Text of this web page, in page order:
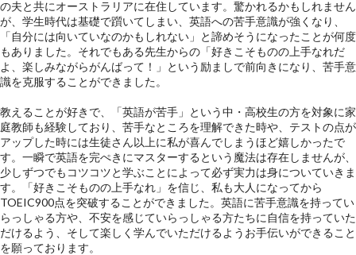
の夫と共にオーストラリアに在住しています。驚かれるかもしれません
が、学生時代は基礎で躓いてしまい、英語への苦手意識が強くなり、
「自分には向いていなのかもしれない」と諦めそうになったことが何度
もありました。それでもある先生からの「好きこそものの上手なれだ
よ、楽しみながらがんばって！」という励ましで前向きになり、苦手意
識を克服することができました。
教えることが好きで、「英語が苦手」という中・高校生の方を対象に家
庭教師も経験しており、苦手なところを理解できた時や、テストの点が
アップした時には生徒さん以上に私が喜んでしまうほど嬉しかったで
す。一瞬で英語を完ぺきにマスターするという魔法は存在しませんが、
少しずつでもコツコツと学ぶことによって必ず実力は身についていきま
す。「好きこそものの上手なれ」を信じ、私も大人になってから
TOEIC900点を突破することができました。英語に苦手意識を持ってい
らっしゃる方や、不安を感じていらっしゃる方たちに自信を持っていた
だけるよう、そして楽しく学んでいただけるようお手伝いができること
を願っております。